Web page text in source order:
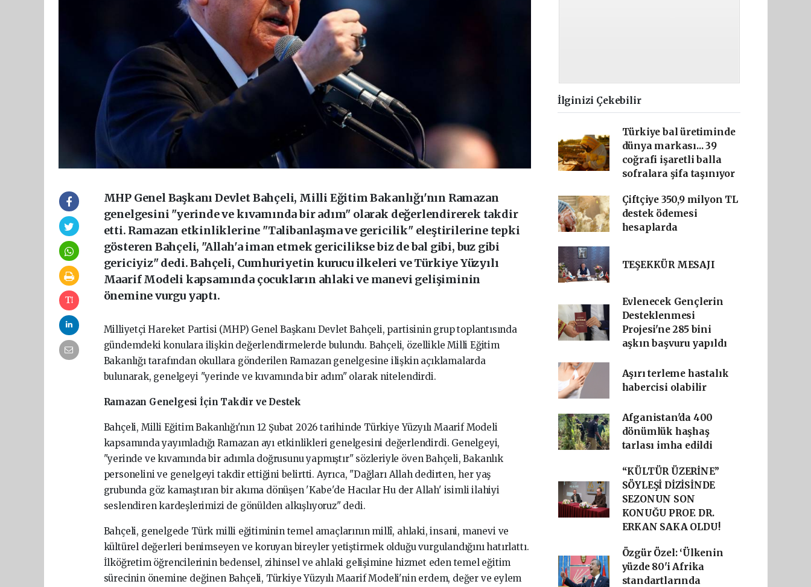
MHP Genel Başkanı Devlet Bahçeli, Milli Eğitim Bakanlığı'nın Ramazan
genelgesini "yerinde ve kıvamında bir adım" olarak değerlendirerek takdir
etti. Ramazan etkinliklerine "Talibanlaşma ve gericilik" eleştirilerine tepki
gösteren Bahçeli, "Allah'a iman etmek gericilikse biz de bal gibi, buz gibi
gericiyiz" dedi. Bahçeli, Cumhuriyetin kurucu ilkeleri ve Türkiye Yüzyılı
Maarif Modeli kapsamında çocukların ahlaki ve manevi gelişiminin
önemine vurgu yaptı.
MilliyetçiHareket Partisi (MHP) GenelBaşkanı DevletBahçeli, partisinin gruptoplantısında
gündemdekikonulara ilişkin değerlendirmelerdebulundu. Bahçeli, özellikleMilliEğitim
Bakanlığı tarafından okullara gönderilen Ramazan genelgesine ilişkin açıklamalarda
bulunarak, genelgeyi "yerinde vekıvamındabir adım" olarak nitelendirdi.
Ramazan Genelgesiİçin Takdir ve Destek
Bahçeli, Milli EğitimBakanlığı'nın 12 Şubat 2026 tarihinde TürkiyeYüzyılı MaarifModeli
kapsamındayayımladığıRamazan ayı etkinlikleri genelgesini değerlendirdi. Genelgeyi,
"yerinde vekıvamındabir adımla doğrusunuyapmıştır" sözleriyle övenBahçeli,Bakanlık
personelinive genelgeyi takdir ettiğinibelirtti. Ayrıca, "Dağları Allah dedirten,heryaş
grubunda gözkamaştıranbir akıma dönüşen 'Kabe'de HacılarHu der Allah' isimliilahiyi
seslendirenkardeşlerimizi de gönülden alkışlıyoruz" dedi.
Bahçeli, genelgede Türk milli eğitiminin temel amaçlarının millî, ahlaki,insani, manevi ve
kültürel değerleribenimseyen vekoruyanbireyleryetiştirmek olduğuvurgulandığınıhatırlattı.
İlköğretim öğrencilerininbedensel, zihinsel ve ahlaki gelişimine hizmet eden temel eğitim
sürecinin önemine değinen Bahçeli, TürkiyeYüzyılı MaarifModeli'nin erdem, değer ve eylem
İlginizi Çekebilir
Türkiye bal üretiminde
dünya markası... 39
coğrafi işaretli balla
sofralara şifa taşınıyor
Çiftçiye 350,9 milyon TL
destek ödemesi
hesaplarda
TEŞEKKÜR MESAJI
Evlenecek Gençlerin
Desteklenmesi
Projesi'ne 285 bini
aşkın başvuru yapıldı
Aşırı terleme hastalık
habercisi olabilir
Afganistan'da 400
dönümlük haşhaş
tarlası imha edildi
“KÜLTÜR ÜZERİNE”
SÖYLEŞİ DİZİSİNDE
SEZONUN SON
KONUĞU PROF. DR.
ERKAN SAKA OLDU!
Özgür Özel: ‘Ülkenin
yüzde 80'i Afrika
standartlarında